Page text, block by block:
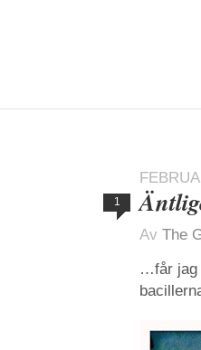
1
Av The
…får jag